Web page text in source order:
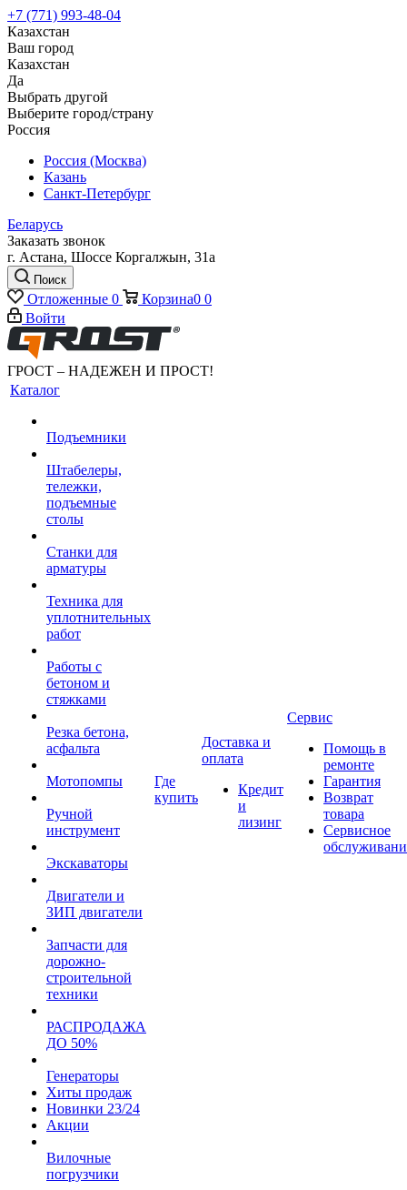
+7 (771) 993-48-04
Казахстан
Ваш город
Казахстан
Да
Выбрать другой
Выберите город/страну
Россия
Россия (Москва)
Казань
Санкт-Петербург
Беларусь
Заказать звонок
г. Астана, Шоссе Коргалжын, 31а
Поиск
Отложенные 0 Корзина0 0
Войти
ГРОСТ – НАДЕЖЕН И ПРОСТ!
Каталог
Подъемники
Штабелеры,
тележки,
подъемные
столы
Станки для
арматуры
Техника для
уплотнительных
работ
Работы с
бетоном и
стяжками
Резка бетона,
асфальта
Мотопомпы
Ручной
инструмент
Экскаваторы
Двигатели и
ЗИП двигатели
Запчасти для
дорожно-
строительной
техники
РАСПРОДАЖА
ДО 50%
Генераторы
Хиты продаж
Новинки 23/24
Акции
Вилочные
погрузчики
Где
купить
Доставка и
оплата
Кредит
и
лизинг
Сервис
Помощь в
ремонте
Гарантия
Возврат
товара
Сервисное